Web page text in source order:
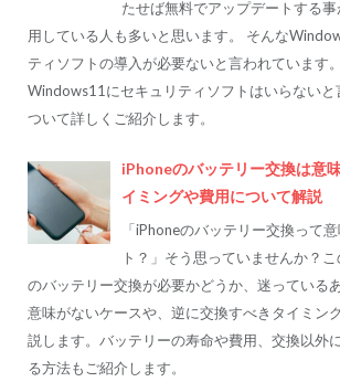
たせば無料でアップデートする
用している人も多いと思います。 そんな
ティソフトの導入が必要ないと言われています。
Windows11にセキュリティソフトはいらないと
ついて詳しくご紹介します。
iPhoneのバッテリー交換は意
イミングや費用について解説
「iPhoneのバッテリー交換って
ト？」そう思っていませんか？
のバッテリー交換が必要かどうか、迷っている
意味がないケースや、逆に交換すべきタイミン
説します。バッテリーの寿命や費用、交換以外
る方法もご紹介します。